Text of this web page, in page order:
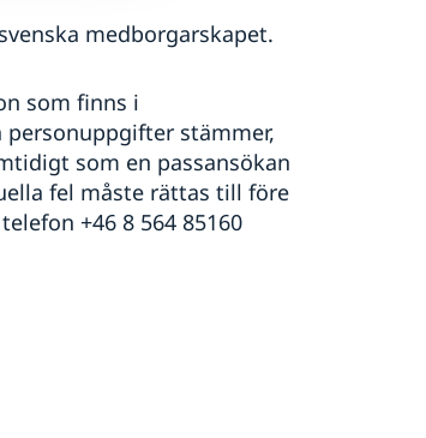
medborgarskapet.
som finns i
stämmer,
som en passansökan
fel måste rättas till före
+46 8 564 85160